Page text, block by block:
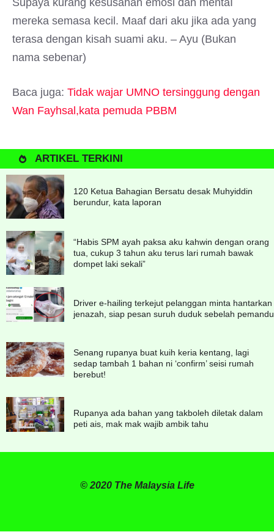
Supaya kurang kesusahan emosi dan mentaI
mereka semasa kecil. Maaf dari aku jika ada yang
terasa dengan kisah suami aku. – Ayu (Bukan
nama sebenar)
Baca juga: Tidak wajar UMNO tersinggung dengan
Wan Fayhsal,kata pemuda PBBM
ARTIKEL TERKINI
120 Ketua Bahagian Bersatu desak Muhyiddin
berundur, kata laporan
“Habis SPM ayah paksa aku kahwin dengan orang
tua, cukup 3 tahun aku terus lari rumah bawak
dompet laki sekali”
Driver e-hailing terkejut pelanggan minta hantarkan
jenazah, siap pesan suruh duduk sebelah pemandu
Senang rupanya buat kuih keria kentang, lagi
sedap tambah 1 bahan ni ‘confirm’ seisi rumah
berebut!
Rupanya ada bahan yang takboleh diletak dalam
peti ais, mak mak wajib ambik tahu
© 2020 The Malaysia Life